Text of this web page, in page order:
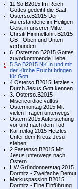
11.So.B2015 Im Reich
Gottes gedeiht die Saat
Osterso.B2015 Der
Auferstandene im Heiligen
Geist in unserer Mitte
Chrsiti Himmelfahrt B2015
GB - Oben und Unten
verbunden
6. Osterson.B2015 Gottes
zuvorkommende Liebe
5.So.B2015 NK In und mit
der Kirche Frucht bringen
für Gott
4.Osterso.B2015Hetzles -
Durch Jesus Gott kennen
3. Osterso.B2015 -
Misericordiae vultus
Ostermontag 2015 Mit
vielen Fragen unterwegs
Ostern 2015 Auferstehung
vor und nach dem Tod
Karfreitag 2015 Hetzles -
Unter dem Kreuz Jesu
stehen
2.Fastenso.B2015 Mit
Jesus unterwegs nach
Ostern
HW Gründonnerstag 2015
Dormitz - Zweifache Demut
Markuspassion B2015
Dormitz - Eine Einführung